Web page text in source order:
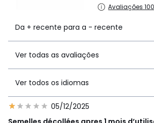
Avaliações
Da + recente para a - recente
Ver todas as avaliações
Ver todos os idiomas
05/12/2025